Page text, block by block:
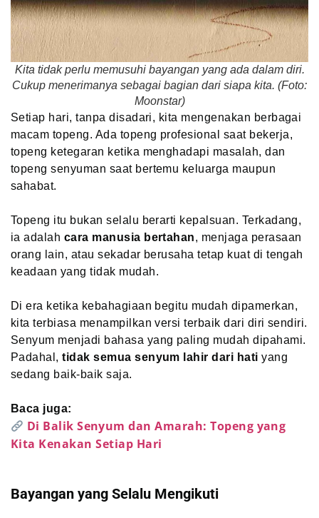
Kita tidak perlu memusuhi bayangan yang ada dalam diri.
Cukup menerimanya sebagai bagian dari siapa kita. (Foto:
Moonstar)
Setiap hari, tanpa disadari, kita mengenakan berbagai
macam topeng. Ada topeng profesional saat bekerja,
topeng ketegaran ketika menghadapi masalah, dan
topeng senyuman saat bertemu keluarga maupun
sahabat.
Topeng itu bukan selalu berarti kepalsuan. Terkadang,
ia adalah cara manusia bertahan, menjaga perasaan
orang lain, atau sekadar berusaha tetap kuat di tengah
keadaan yang tidak mudah.
Di era ketika kebahagiaan begitu mudah dipamerkan,
kita terbiasa menampilkan versi terbaik dari diri sendiri.
Senyum menjadi bahasa yang paling mudah dipahami.
Padahal,tidak semua senyum lahir dari hati yang
sedang baik-baik saja.
Baca juga:
Di Balik Senyum dan Amarah: Topeng yang
Kita Kenakan Setiap Hari
Bayangan yang Selalu Mengikuti